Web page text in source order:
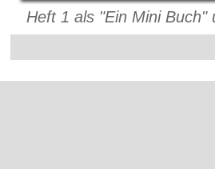
Heft 1 als "Ein Mini Buch"